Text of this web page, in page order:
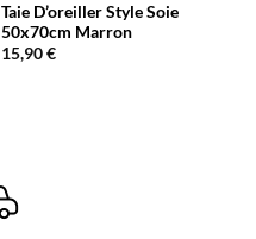
Taie D’oreiller Style Soie
50x70cm Marron
15,90€